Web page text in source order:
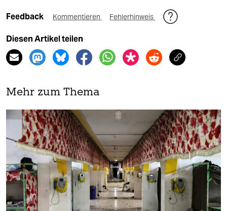
Feedback Kommentieren Fehlerhinweis
Diesen Artikel teilen
Mehr zum Thema